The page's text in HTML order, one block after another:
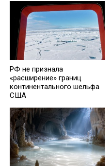
РФ не признала
«расширение» границ
континентального шельфа
США